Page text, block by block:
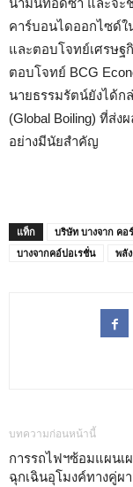
น้ำมันทอดซ้ำ และจะ
คาร์บอนไดออกไซด์ใ
และตอบโจทย์เศรษฐ
ตอบโจทย์ BCG
นายธรรมรัตน์ยังได้ก
(Global Boiling) ที่ส่
อย่างมีนัยสำคัญ
แท็ก บริษัท บางจาก คอ
บางจากคอ์ปอเรชั่น
พลั
บทความก่อนหน้านี้
การรถไฟฯซ้อมแผนเ
ฉุกเฉินอุโมงค์ทางคู่ผ